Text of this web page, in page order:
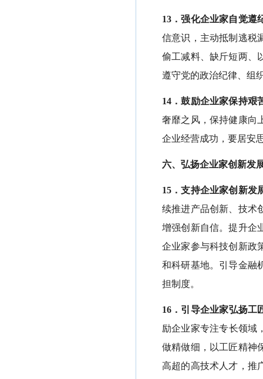
13．强化企业家自觉遵
信意识，主动抵制逃税
偷工减料、缺斤短两、
遵守党的政治纪律、组
14．鼓励企业家保持艰
奢靡之风，保持健康向
企业经营成功，要居安
六、弘扬企业家创新发
15．支持企业家创新发
续推进产品创新、技术
增强创新自信。提升企
企业家参与科技创新政
和科研基地。引导金融
担制度。
16．引导企业家弘扬工
励企业家专注专长领域
做精做细，以工匠精神
高超的高技术人才，推